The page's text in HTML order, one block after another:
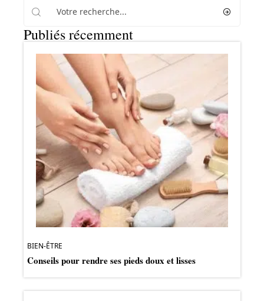
Publiés récemment
BIEN-ÊTRE
Conseils pour rendre ses pieds doux et lisses